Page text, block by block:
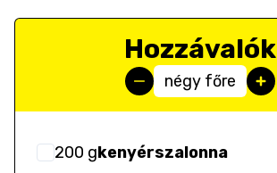
Hozzávalók
négy főre
200 gkenyérszalonna